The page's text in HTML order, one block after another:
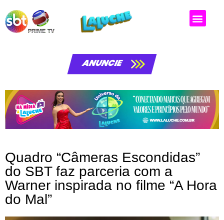
ANUNCIE
Quadro “Câmeras Escondidas”
do SBT faz parceria com a
Warner inspirada no filme “A Hora
do Mal”